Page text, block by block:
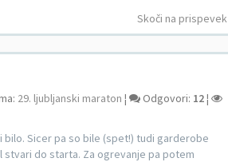
Skoči na prispevek
29. ljubljanski maraton ¦ Odgovori: 12¦
Sicer pa so bile (spet!) tudi garderobe
stvari do starta. Za ogrevanje pa potem